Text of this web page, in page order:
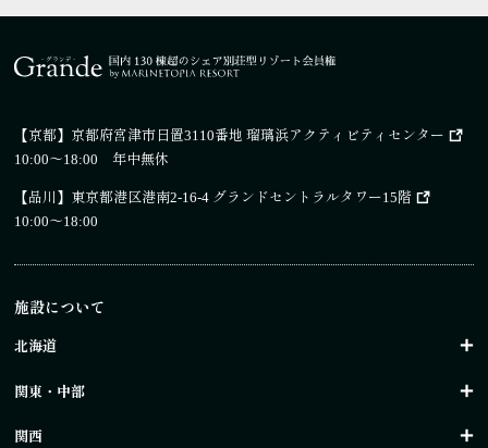
【京都】 京都府宮津市日置3110番地 瑠璃浜アクティビティセンター
10:00～18:00 年中無休
【品川】 東京都港区港南2-16-4 グランドセントラルタワー15階
10:00～18:00
施設について
北海道
関東・中部
関西